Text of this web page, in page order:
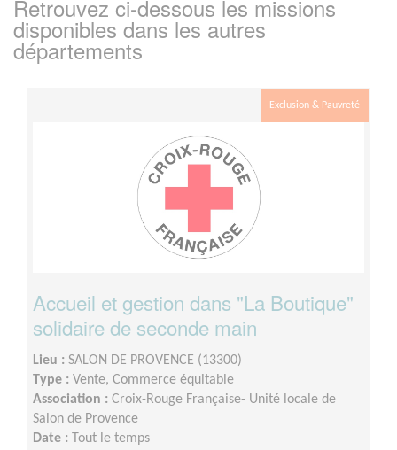
Retrouvez ci-dessous les missions
disponibles dans les autres
départements
Exclusion & Pauvreté
Accueil et gestion dans "La Boutique"
solidaire de seconde main
Lieu : SALON DE PROVENCE (13300)
Type : Vente, Commerce équitable
Association : Croix-Rouge Française- Unité locale de
Salon de Provence
Date : Tout le temps